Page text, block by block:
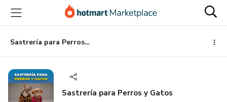
principal
página
de
página
Sastrería para Perros y Gatos
Sastrería para Perros y Gatos